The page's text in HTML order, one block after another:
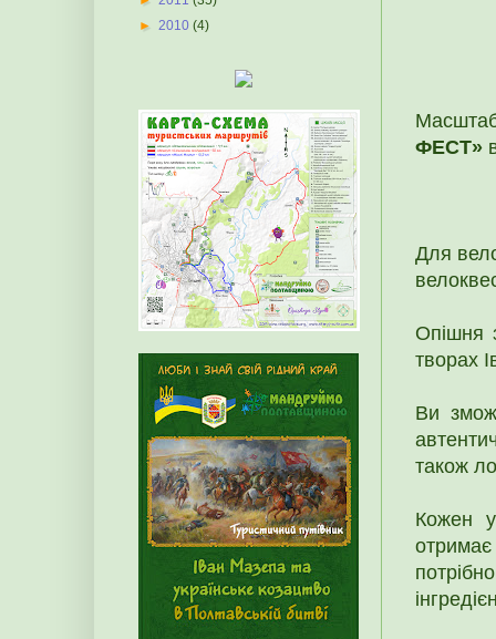
ФЕСТ»
Для
Опішня
творах
Ви
також
Кожен
► 2010 (4)